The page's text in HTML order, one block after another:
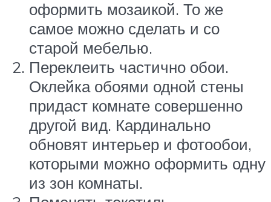
оформить мозаикой. То же
самое можно сделать и со
старой мебелью.
Переклеить частично обои.
Оклейка обоями одной стены
придаст комнате совершенно
другой вид. Кардинально
обновят интерьер и фотообои,
которыми можно оформить одну
из зон комнаты.